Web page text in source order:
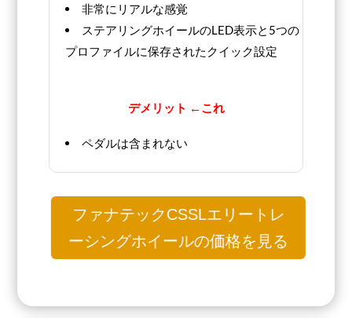
非常にリアルな感覚
ステアリングホイールのLED表示と5つの
プロファイルに保存されたクイック設定
デメリット ←これ
ペダルは含まれない
ファナテックCSSLエリートレ
ーシングホイールの価格を見る